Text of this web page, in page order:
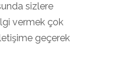
sizlere
vermek çok
geçerek